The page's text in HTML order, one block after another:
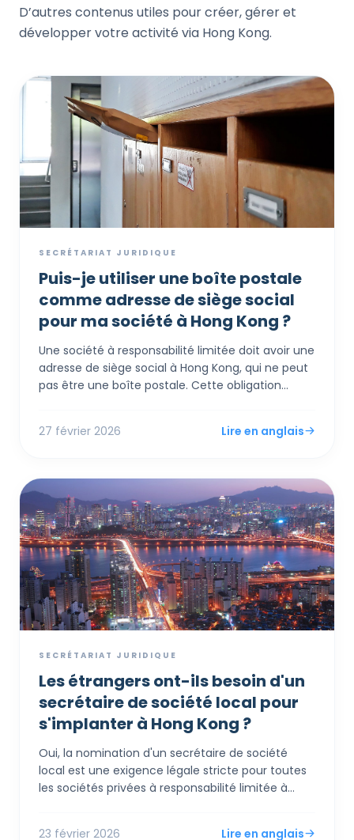
D’autres contenus utiles pour créer, gérer et
développer votre activité via Hong Kong.
SECRÉTARIAT JURIDIQUE
Puis-je utiliser une boîte postale
comme adresse de siège social
pour ma société à Hong Kong ?
Une société à responsabilité limitée doit avoir une
adresse de siège social à Hong Kong, qui ne peut
pas être une boîte postale. Cette obligation
27 février 2026 Lire en anglais
SECRÉTARIAT JURIDIQUE
Les étrangers ont-ils besoin d'un
secrétaire de société local pour
s'implanter à Hong Kong ?
Oui, la nomination d'un secrétaire de société
local est une exigence légale stricte pour toutes
les sociétés privées à responsabilité limitée à
23 février 2026 Lire en anglais